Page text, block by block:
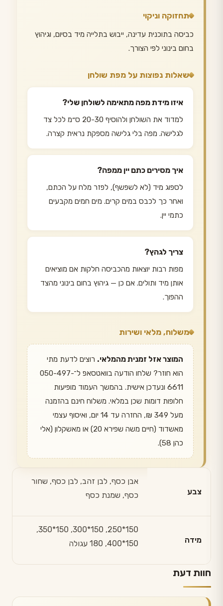
תחזוקה וניקוי
כביסה בתוכנית עדינה, ייבוש בתלייה מיד בסיום, וגיהוץ
בחום בינוני לפי הצורך.
שאלות נפוצות על מפת שולחן
איזו מידת מפה מתאימה לשולחן שלי?
למדוד את השולחן ולהוסיף 20-30 ס״מ לכל צד
לגלישה. מפה בלי גלישה מספקת נראית קצרה.
איך מסירים כתם יין ממפה?
לספוג מיד (לא לשפשף), לפזר מלח על הכתם,
ואחר כך לכבס במים קרים. מים חמים מקבעים
כתמי יין.
צריך לגהץ?
מפות רבות יוצאות מהכביסה חלקות אם מוציאים
אותן מיד ותולים. אם כן — גיהוץ בחום בינוני מהצד
ההפוך.
משלוח, מלאי ושירות
המוצר אזל זמנית מהמלאי. רוצים לדעת מתי
הוא חוזר? שלחו הודעה בוואטסאפ ל־050-497-
6611 ונעדכן אישית. בהמשך העמוד מופיעות
חלופות דומות שכן במלאי. משלוח חינם בהזמנה
מעל 349 ₪, החזרה עד 14 יום, ואיסוף עצמי
מאשדוד (חיים משה שפירא 20) או מאשקלון (אלי
כהן 58).
צבע
אבן כסף, לבן זהב, לבן כסף, שחור
כסף, שמנת כסף
מידה
150*250, 150*300, 150*350,
150*400, 180 עגולה
חוות דעת